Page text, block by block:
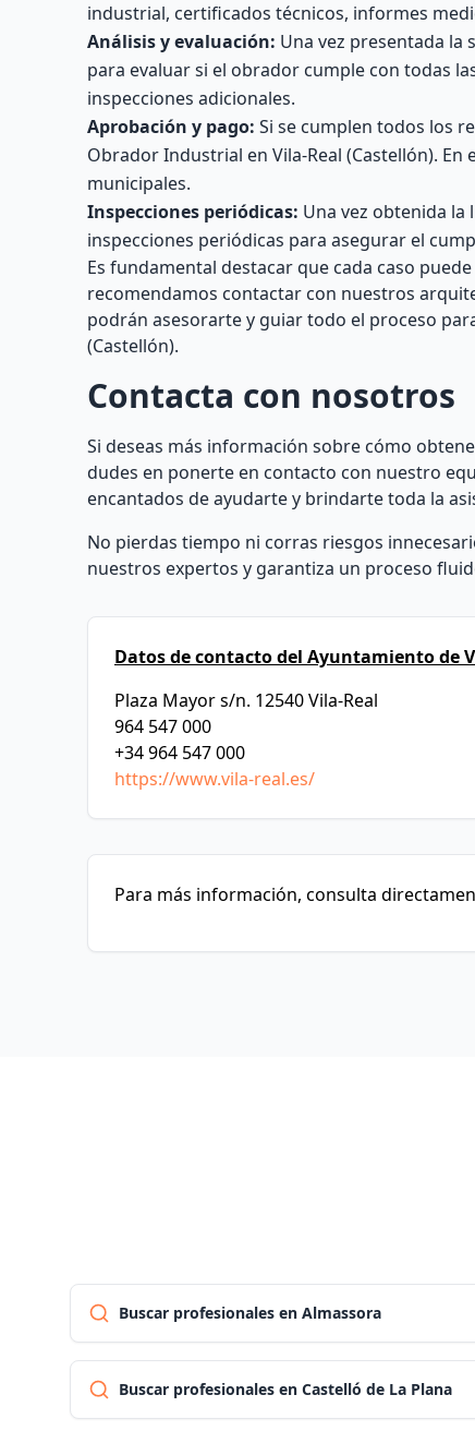
industrial, certificados técnicos, informes
Análisis y evaluación: Una vez presentada la
para evaluar si el obrador cumple con todas
inspecciones adicionales.
Aprobación y pago: Si se cumplen todos los
Obrador Industrial en Vila-Real (Castellón).
municipales.
Inspecciones periódicas: Una vez obtenida la
inspecciones periódicas para asegurar el
Es fundamental destacar que cada caso
recomendamos contactar con nuestros
podrán asesorarte y guiar todo el proceso
(Castellón).
Contacta con nosotros
Si deseas más información sobre cómo
dudes en ponerte en contacto con nuestro
encantados de ayudarte y brindarte toda la
No pierdas tiempo ni corras riesgos
nuestros expertos y garantiza un proceso
Datos de contacto del Ayuntamiento de
Plaza Mayor s/n. 12540 Vila-Real
964 547 000
+34 964 547 000
https://www.vila-real.es/
Para más información, consulta
Buscar profesionales en Almassora
Buscar profesionales en Castelló de La Plana